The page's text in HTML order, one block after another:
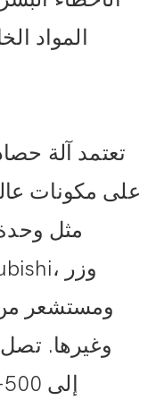
المواد
مثل وحدة